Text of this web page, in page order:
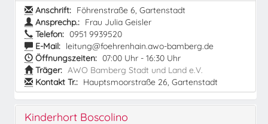
Anschrift: Föhrenstraße 6, Gartenstadt
Ansprechp.: Frau Julia Geisler
Telefon: 0951 9939520
E-Mail: leitung@foehrenhain.awo-bamberg.de
Öffnungszeiten: 07:00 Uhr - 16:30 Uhr
Träger: AWO Bamberg Stadt und Land e.V.
Kontakt Tr.: Hauptsmoorstraße 26, Gartenstadt
Kinderhort Boscolino